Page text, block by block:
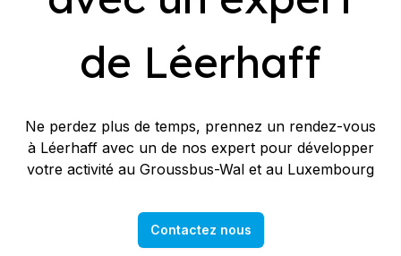
de Léerhaff
Ne perdez plus de temps, prennez un rendez-vous
à Léerhaff avec un de nos expert pour développer
votre activité au Groussbus-Wal et au Luxembourg
Contactez nous